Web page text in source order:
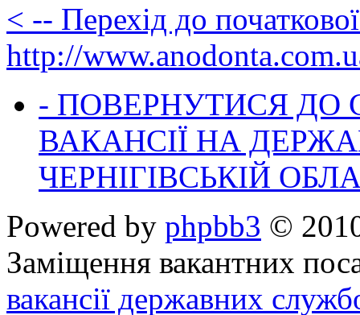
< -- Перехід до
http://
- ПОВЕРНУТИСЯ ДО
ВАКАНСІЇ НА
ЧЕРНІГІВСЬКІЙ
Powered by phpbb3 ©
Заміщення вакантних
вакансії державних